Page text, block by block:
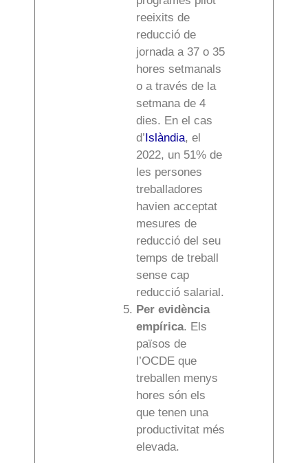
reeixits de
reducció de
jornada a 37 o 35
hores setmanals
o a través de la
setmana de 4
dies. En el cas
d’Islàndia, el
2022, un 51% de
les persones
treballadores
havien acceptat
mesures de
reducció del seu
temps de treball
sense cap
reducció salarial.
Per evidència
empírica. Els
països de
l’OCDE que
treballen menys
hores són els
que tenen una
productivitat més
elevada.